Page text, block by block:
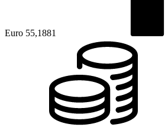
Euro 55,1881